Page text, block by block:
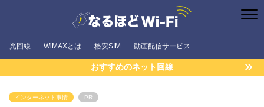
光回線 WiMAXとは 格安SIM 動画配信サービス
おすすめのネット回線
インターネット事情 PR